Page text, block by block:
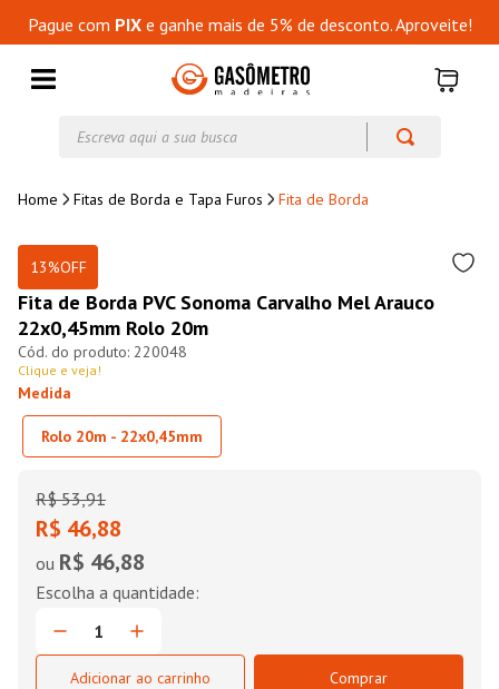
Pague com PIXe ganhe mais de 5% de desconto. Aproveite!
Fitas de Borda e Tapa Furos Fita de Borda
13%OFF
Fita de Borda PVC Sonoma Carvalho Mel Arauco
22x0,45mm Rolo 20m
220048
Clique e veja!
Medida
Rolo 20m - 22x0,45mm
R$ 53,91
R$ 46,88
ou R$ 46,88
Adicionar ao carrinho Comprar